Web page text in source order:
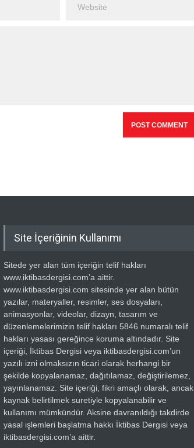
Site İçeriğinin Kullanımı
Sitede yer alan tüm içeriğin telif hakları
www.iktibasdergisi.com’a aittir.
www.iktibasdergisi.com sitesinde yer alan bütün
yazılar, materyaller, resimler, ses dosyaları,
animasyonlar, videolar, dizayn, tasarım ve
düzenlemelerimizin telif hakları 5846 numaralı telif
hakları yasası gereğince koruma altındadır. Site
içeriği, İktibas Dergisi veya iktibasdergisi.com’un
yazılı izni olmaksızın ticari olarak herhangi bir
şekilde kopyalanamaz, dağıtılamaz, değiştirilemez,
yayınlanamaz. Site içeriği, fikri amaçlı olarak, ancak
kaynak belirtilmek suretiyle kopyalanabilir ve
kullanımı mümkündür. Aksine davranıldığı takdirde
yasal işlemleri başlatma hakkı İktibas Dergisi veya
iktibasdergisi.com’a aittir.